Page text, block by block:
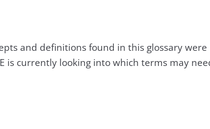
and definitions found in this glossary
is currently looking into which terms may